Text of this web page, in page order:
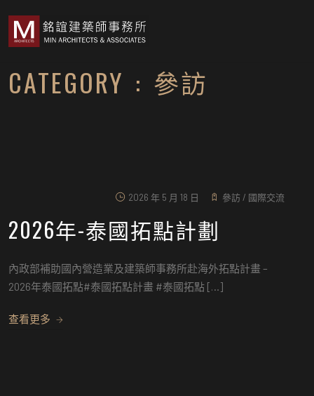
CATEGORY : 參訪
2026 年 5 月 18 日 參訪 / 國際交流
2026年-泰國拓點計劃
內政部補助國內營造業及建築師事務所赴海外拓點計畫 –
2026年泰國拓點#泰國拓點計畫 #泰國拓點 […]
查看更多